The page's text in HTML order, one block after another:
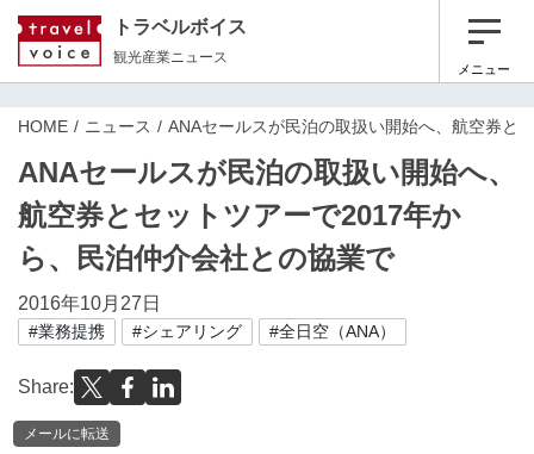
トラベルボイス
観光産業ニュース
メニュー
HOME ニュース ANAセールスが民泊の取扱い開始へ、航空券と
ANAセールスが民泊の取扱い開始へ、
航空券とセットツアーで2017年か
ら、民泊仲介会社との協業で
2016年10月27日
#業務提携 #シェアリング #全日空（ANA）
Share:
メールに転送